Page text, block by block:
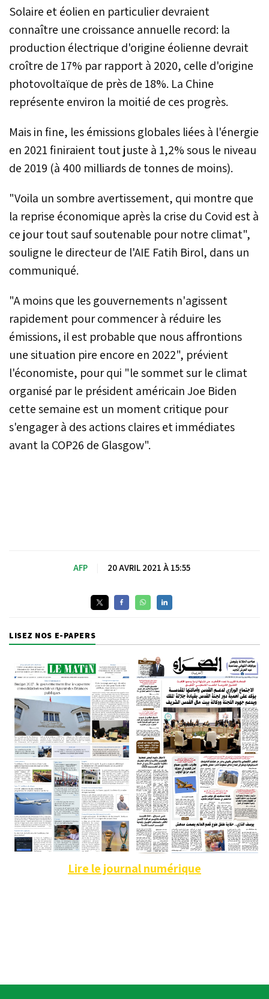
Solaire et éolien en particulier devraient
connaître une croissance annuelle record: la
production électrique d'origine éolienne devrait
croître de 17% par rapport à 2020, celle d'origine
photovoltaïque de près de 18%. La Chine
représente environ la moitié de ces progrès.
Mais in fine, les émissions globales liées à l'énergie
en 2021 finiraient tout juste à 1,2% sous le niveau
de 2019 (à 400 milliards de tonnes de moins).
"Voila un sombre avertissement, qui montre que
la reprise économique après la crise du Covid est à
ce jour tout sauf soutenable pour notre climat",
souligne le directeur de l'AIE Fatih Birol, dans un
communiqué.
"A moins que les gouvernements n'agissent
rapidement pour commencer à réduire les
émissions, il est probable que nous affrontions
une situation pire encore en 2022", prévient
l'économiste, pour qui "le sommet sur le climat
organisé par le président américain Joe Biden
cette semaine est un moment critique pour
s'engager à des actions claires et immédiates
avant la COP26 de Glasgow".
AFP 20 AVRIL 2021 À 15:55
LISEZ NOS E-PAPERS
Lire le journal numérique